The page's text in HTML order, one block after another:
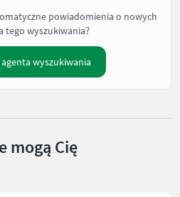
powiadomienia o nowych
tego wyszukiwania?
wyszukiwania
mogą Cię